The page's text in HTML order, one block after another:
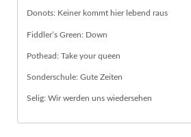
Donots: Keiner kommt hier lebend raus
Fiddler’s Green: Down
Pothead: Take your queen
Sonderschule: Gute Zeiten
Selig: Wir werden uns wiedersehen